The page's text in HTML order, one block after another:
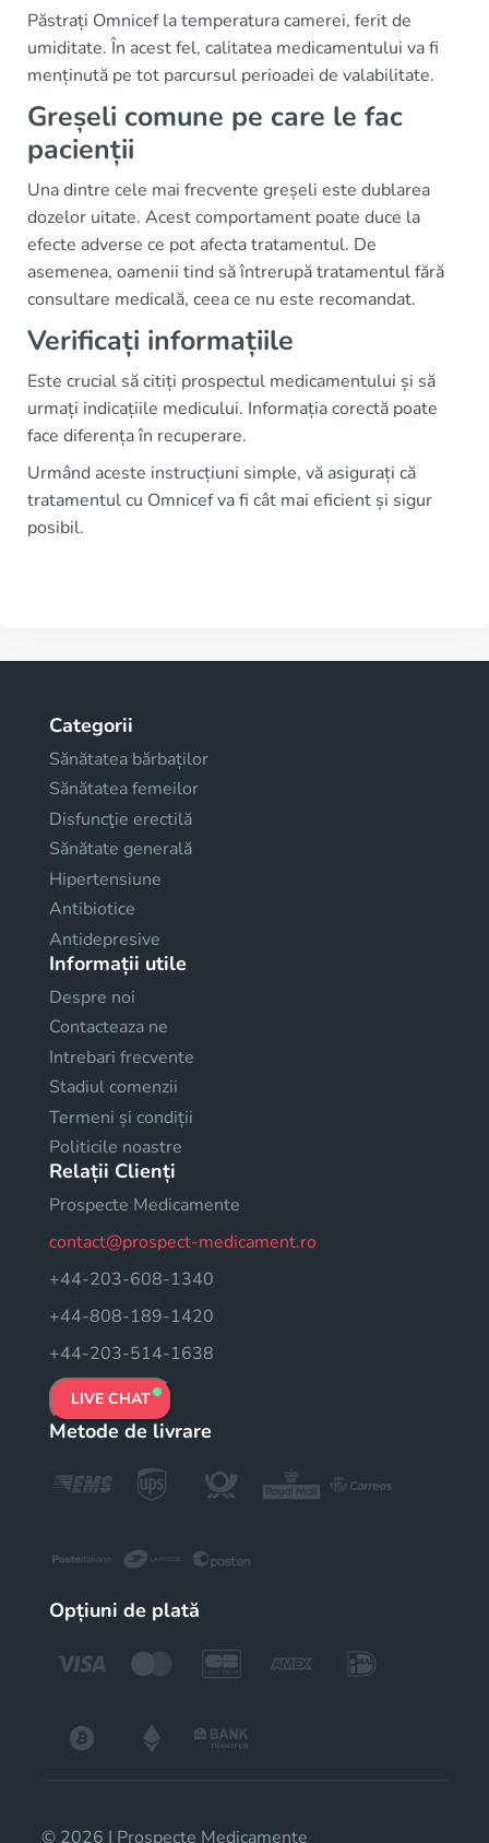
Păstrați Omnicef la temperatura camerei, ferit de
umiditate. În acest fel, calitatea medicamentului va fi
menținută pe tot parcursul perioadei de valabilitate.
Greșeli comune pe care le fac
pacienții
Una dintre cele mai frecvente greșeli este dublarea
dozelor uitate. Acest comportament poate duce la
efecte adverse ce pot afecta tratamentul. De
asemenea, oamenii tind să întrerupă tratamentul fără
consultare medicală, ceea ce nu este recomandat.
Verificați informațiile
Este crucial să citiți prospectul medicamentului și să
urmați indicațiile medicului. Informația corectă poate
face diferența în recuperare.
Urmând aceste instrucțiuni simple, vă asigurați că
tratamentul cu Omnicef va fi cât mai eficient și sigur
posibil.
Categorii
Sănătatea bărbaților
Sănătatea femeilor
Disfuncţie erectilă
Sănătate generală
Hipertensiune
Antibiotice
Antidepresive
Informații utile
Despre noi
Contacteaza ne
Intrebari frecvente
Stadiul comenzii
Termeni și condiții
Politicile noastre
Relații Clienți
Prospecte Medicamente
contact@prospect-medicament.ro
+44-203-608-1340
+44-808-189-1420
+44-203-514-1638
LIVE CHAT
Metode de livrare
Opțiuni de plată
© 2026 | Prospecte Medicamente